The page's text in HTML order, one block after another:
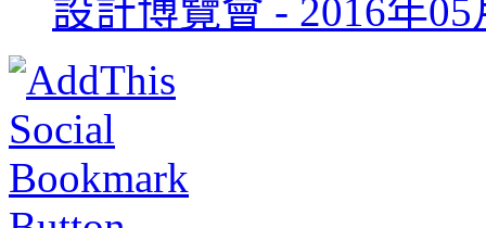
設計博覽會 - 2016年